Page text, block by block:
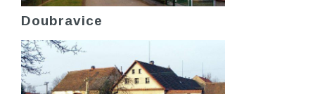
Doubravice